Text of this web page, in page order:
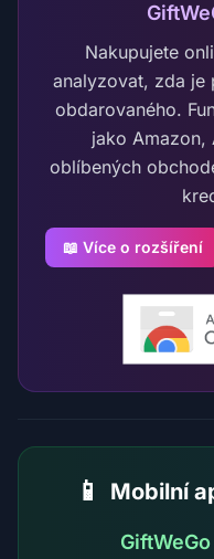
Nakupujete
analyzovat, zda je
obdarovaného.
jako Amazon,
oblíbených
📖 Více o rozšíření
📱 Mobilní